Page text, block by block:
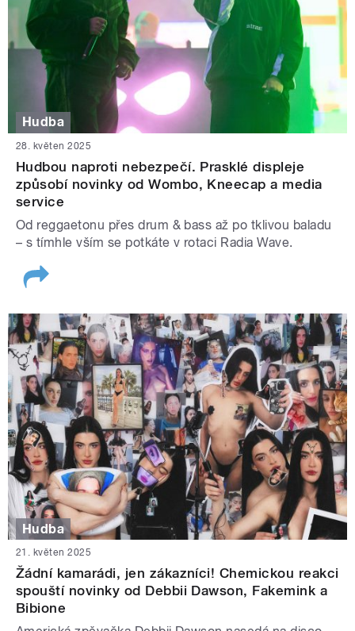
Hudba
28. květen 2025
Hudbou naproti nebezpečí. Prasklé displeje
způsobí novinky od Wombo, Kneecap a media
service
Od reggaetonu přes drum & bass až po tklivou baladu
– s tímhle vším se potkáte v rotaci Radia Wave.
Hudba
21. květen 2025
Žádní kamarádi, jen zákazníci! Chemickou reakci
spouští novinky od Debbii Dawson, Fakemink a
Bibione